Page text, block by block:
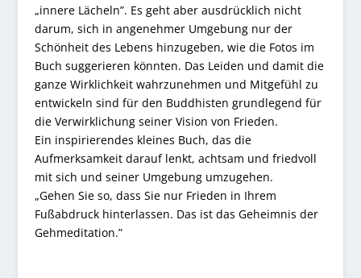
„innere Lächeln”. Es geht aber ausdrücklich nicht
darum, sich in angenehmer Umgebung nur der
Schönheit des Lebens hinzugeben, wie die Fotos im
Buch suggerieren könnten. Das Leiden und damit die
ganze Wirklichkeit wahrzunehmen und Mitgefühl zu
entwickeln sind für den Buddhisten grundlegend für
die Verwirklichung seiner Vision von Frieden.
Ein inspirierendes kleines Buch, das die
Aufmerksamkeit darauf lenkt, achtsam und friedvoll
mit sich und seiner Umgebung umzugehen.
„Gehen Sie so, dass Sie nur Frieden in Ihrem
Fußabdruck hinterlassen. Das ist das Geheimnis der
Gehmeditation.”